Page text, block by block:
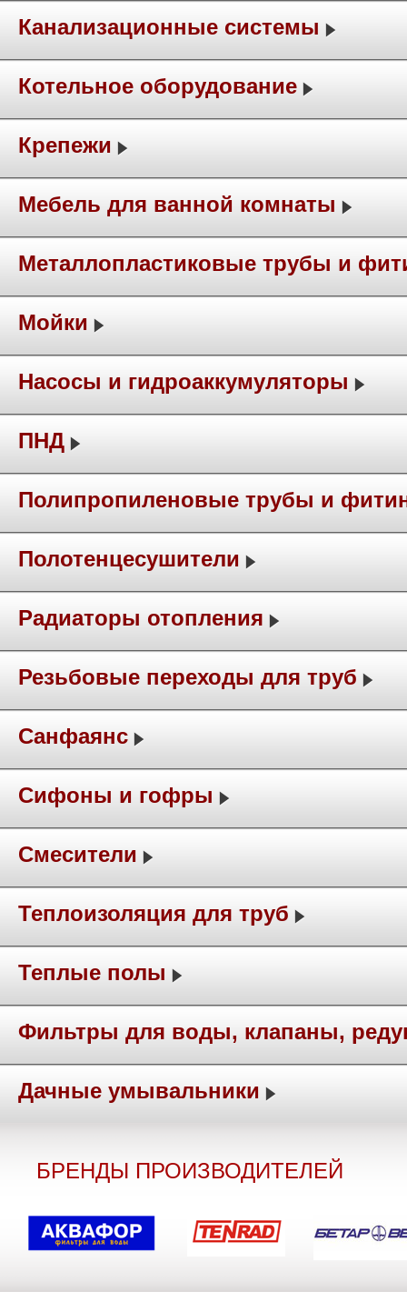
Канализационные системы
Котельное оборудование
Крепежи
Мебель для ванной комнаты
Металлопластиковые трубы и
Мойки
Насосы и гидроаккумуляторы
ПНД
Полипропиленовые трубы и
Полотенцесушители
Радиаторы отопления
Резьбовые переходы для труб
Санфаянс
Сифоны и гофры
Смесители
Теплоизоляция для труб
Теплые полы
Фильтры для воды, клапаны,
Дачные умывальники
БРЕНДЫ ПРОИЗВОДИТЕЛЕЙ